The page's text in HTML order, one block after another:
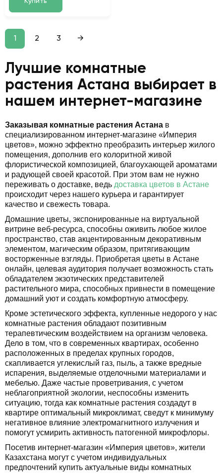
1 2 3 →
Лучшие комнатные
растения Астана выбирает в
нашем интернет-магазине
Заказывая комнатные растения Астана в
специализированном интернет-магазине «Империя
цветов», можно эффектно преобразить интерьер жилого
помещения, дополнив его колоритной живой
флористической композицией, благоухающей ароматами
и радующей своей красотой. При этом вам не нужно
переживать о доставке, ведь доставка цветов в Астане
происходит через нашего курьера и гарантирует
качество и свежесть товара.
Домашние цветы, экспонированные на виртуальной
витрине веб-ресурса, способны оживить любое жилое
пространство, став акцентированным декоративным
элементом, магическим образом, притягивающим
восторженные взгляды. Приобретая цветы в Астане
онлайн, целевая аудитория получает возможность стать
обладателем экзотических представителей
растительного мира, способных привнести в помещение
домашний уют и создать комфортную атмосферу.
Кроме эстетического эффекта, купленные недорого у нас
комнатные растения обладают позитивным
терапевтическим воздействием на организм человека.
Дело в том, что в современных квартирах, особенно
расположенных в пределах крупных городов,
скапливается углекислый газ, пыль, а также вредные
испарения, выделяемые отделочными материалами и
мебелью. Даже частые проветривания, с учетом
неблагоприятной экологии, неспособны изменить
ситуацию, тогда как комнатные растения создадут в
квартире оптимальный микроклимат, сведут к минимуму
негативное влияние электромагнитного излучения и
помогут усмирить активность патогенной микрофлоры.
Посетив интернет-магазин «Империя цветов», жители
Казахстана могут с учетом индивидуальных
предпочтений купить актуальные виды комнатных